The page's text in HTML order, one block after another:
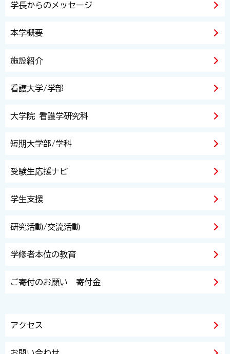
学長からのメッセージ
本学概要
施設紹介
看護大学/学部
大学院 看護学研究科
短期大学部/学科
受験生応援ナビ
学生支援
研究活動/交流活動
学修者本位の教育
ご寄付のお願い 寄付金
アクセス